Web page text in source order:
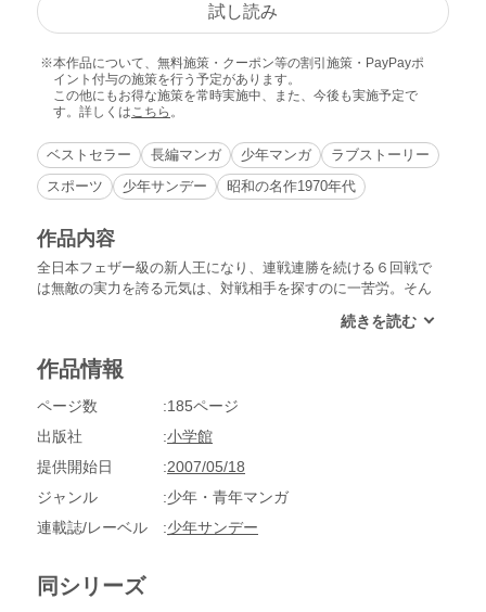
試し読み
本作品について、無料施策・クーポン等の割引施策・PayPayポ
イント付与の施策を行う予定があります。
この他にもお得な施策を常時実施中、また、今後も実施予定で
す。詳しくはこちら 。
ベストセラー 長編マンガ 少年マンガ
ラブストーリー
スポーツ
少年サンデー 昭和の名作1970年代
作品内容
全日本フェザー級の新人王になり、連戦連勝を続ける６回戦で
は無敵の実力を誇る元気は、対戦相手を探すのに一苦労。そん
作品情報
ページ数
185ページ
出版社
小学館
提供開始日
2007/05/18
ジャンル
少年・青年マンガ
連載誌/レーベル
少年サンデー
同シリーズ